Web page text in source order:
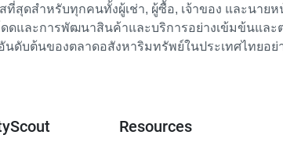
สที่สุดสำหรับทุกคนทั้งผู้เช่า, ผู้ซื้อ, เจ้าของ และนาย
ดดและการพัฒนาสินค้าและบริการอย่างเข้มข้นแล
นดับต้นของตลาดอสังหาริมทรัพย์ในประเทศไทยอย่า
Resources